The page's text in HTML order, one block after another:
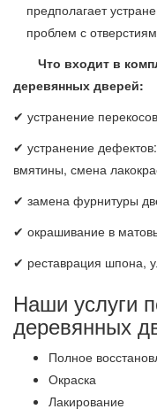
предполагает
проблем с
Что входит в
деревянных дверей:
✔ устранение
✔ устранение
вмятины, смена
✔ замена фурнитуры
✔ окрашивание в
✔ реставрация шпона,
Наши услуги
деревянных
Полное
Окраска
Лакирование